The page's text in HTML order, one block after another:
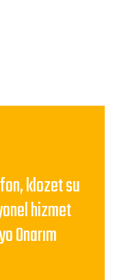
klozet su
hizmet
Onarım